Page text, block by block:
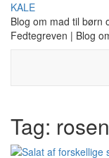
Skip
content
KALE
Blog om mad til børn
Fedtegreven | Blog
Tag: